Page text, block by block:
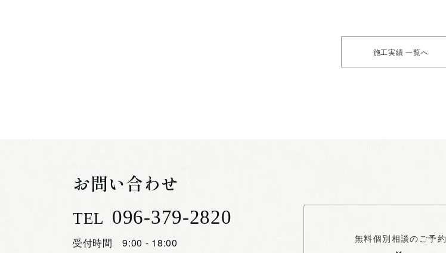
施工実績 一覧へ
お問い合わせ
TEL 096-379-2820
受付時間 9:00 - 18:00
無料個別相談のご予約